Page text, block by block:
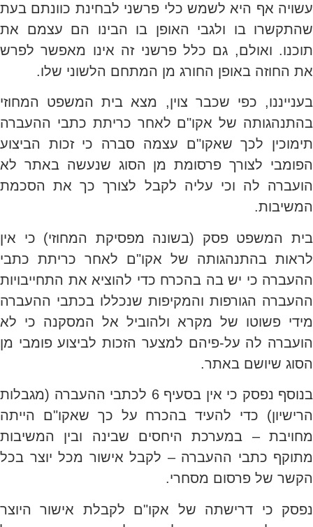
עשויה אף היא לשמש כלי פרשני לבחינת כוונתם בעת
שהתקשרו בו ולגבי האופן בו הבינו הם עצמם את
תוכנו. ואולם, גם כלל פרשני זה אינו מאפשר לפרש
את החוזה באופן החורג מן המתחם הלשוני שלו.
בענייננו, כפי שכבר צוין, מצא בית המשפט המחוזי
בהתנהגותה של אקו"ם לאחר כריתת כתבי ההעברה
תימוכין לכך שאקו"ם עצמה סברה כי זכות הביצוע
הפומבי לצורך פרסומת מן הסוג שנעשה באתר לא
הועברה לה וכי עליה לקבל לצורך כך את הסכמת
המשיבות.
בית המשפט פסק (בשונה מפסיקת המחוזי) כי אין
לראות בהתנהגותה של אקו"ם לאחר כריתת כתבי
ההעברה כי יש בה בהכרח כדי להוציא את התחייבויות
ההעברה הגורפות והמקיפות שנכללו בכתבי ההעברה
מידי פשוטו של מקרא ולהוביל אל המסקנה כי לא
הועברה לה על-פיהם למצער הזכות לביצוע פומבי מן
הסוג שיושם באתר.
בנוסף נפסק כי אין בסעיף 6 לכתבי ההעברה (מגבלות
הרישיון) כדי להעיד בהכרח על כך שאקו"ם הייתה
מחויבת – במערכת היחסים שבינה ובין המשיבות
מתוקף כתבי ההעברה – לקבל אישור מכל יוצר בכל
הקשר של פרסום מסחרי.
נפסק כי דרישתה של אקו"ם לקבלת אישור היוצר